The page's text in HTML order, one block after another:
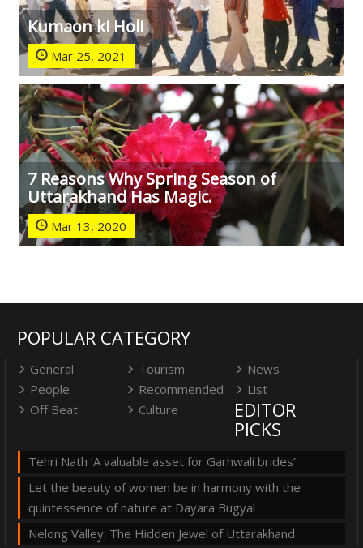
Kumaon ki Holi
Mar 25, 2021
7 Reasons Why Spring Season of
Uttarakhand Has Magic.
Mar 13, 2020
POPULAR CATEGORY
General Tourism
News
People
Recommended
List
Off Beat
Culture
EDITOR
PICKS
Tehri Nath ‘A valuable asset for Garhwali brides’
Let the beauty of women be in harmony with the
quintessence of nature at Dayara Bugyal
Nelong Valley: The Hidden Jewel of Uttarakhand